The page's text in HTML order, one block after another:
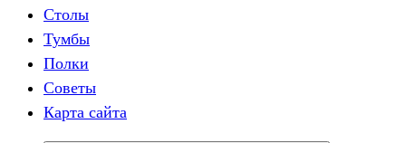
Столы
Тумбы
Полки
Советы
Карта сайта